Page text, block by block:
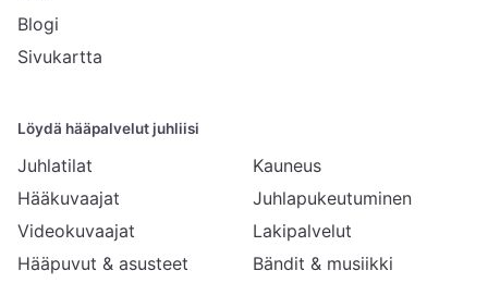
Blogi
Sivukartta
Löydä hääpalvelut juhliisi
Juhlatilat
Hääkuvaajat
Videokuvaajat
Hääpuvut & asusteet
Kauneus
Juhlapukeutuminen
Lakipalvelut
Bändit & musiikki